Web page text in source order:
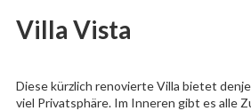
Villa Vista
Diese kürzlich renovierte Villa bietet
viel Privatsphäre. Im Inneren gibt es alle